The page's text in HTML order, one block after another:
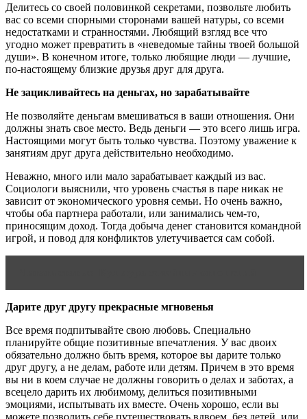
Делитесь со своей половинкой секретами, позвольте любить
вас со всеми спорными сторонами вашей натуры, со всеми
недостатками и странностями. Любящий взгляд все что
угодно может превратить в «неведомые тайны твоей большой
души». В конечном итоге, только любящие люди — лучшие,
по-настоящему близкие друзья друг для друга.
Не зацикливайтесь на деньгах, но зарабатывайте
Не позволяйте деньгам вмешиваться в ваши отношения. Они
должны знать свое место. Ведь деньги — это всего лишь игра.
Настоящими могут быть только чувства. Поэтому уважение к
занятиям друг друга действительно необходимо.
Неважно, много или мало зарабатывает каждый из вас.
Социологи выяснили, что уровень счастья в паре никак не
зависит от экономического уровня семьи. Но очень важно,
чтобы оба партнера работали, или занимались чем-то,
приносящим доход. Тогда добыча денег становится командной
игрой, и повод для конфликтов улетучивается сам собой.
Дарите друг другу прекрасные мгновенья
Все время подпитывайте свою любовь. Специально
планируйте общие позитивные впечатления. У вас двоих
обязательно должно быть время, которое вы дарите только
друг другу, а не делам, работе или детям. Причем в это время
вы ни в коем случае не должны говорить о делах и заботах, а
всецело дарить их любимому, делиться позитивными
эмоциями, испытывать их вместе. Очень хорошо, если вы
можете позволить себе путешествовать вдвоем, без детей, или